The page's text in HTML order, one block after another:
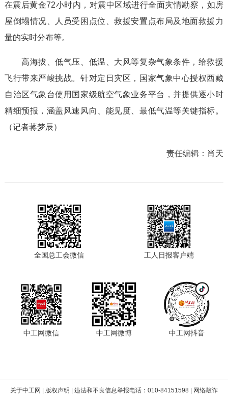
在震后黄金72小时内，对震中区域进行全面灾情勘察，如房
屋倒塌情况、人员受困点位、救援安置点布局及地面救援力
量的实时分布等。
高海拔、低气压、低温、大风等复杂气象条件，给救援
飞行带来严峻挑战。针对定日灾区，国家气象中心授权西藏
自治区气象台使用国家级航空气象业务平台，并提供逐小时
精细预报，涵盖风速风向、能见度、最低气温等关键指标。
（记者蒋梦辰）
责任编辑： 肖天
全国总工会微信 工人日报客户端
中工网微信 中工网微博 中工网抖音
关于中工网 版权声明
| 违法和不良信息举报电话：010-84151598 | 网络敲诈